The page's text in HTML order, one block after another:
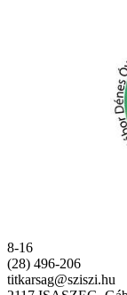
8-16
(28) 496-206
titkarsag@sziszi.hu